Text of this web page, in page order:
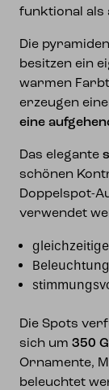
funktional als
Die
besitzen ein
warmen
erzeugen
eine
Das elegante
schönen
Doppelspot-
verwendet
Die Spots
sich um 350
Ornamente,
beleuchtet